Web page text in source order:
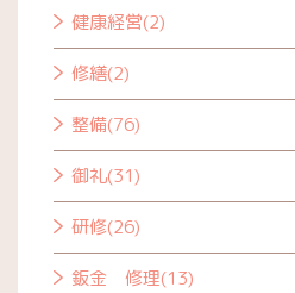
健康経営(2)
修繕(2)
整備(76)
御礼(31)
研修(26)
鈑金 修理(13)